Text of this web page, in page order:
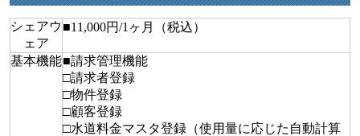
シェアウ
ェア
■11,000円/1ヶ月（税込）
基本機能■請求管理機能
□請求者登録
□物件登録
□顧客登録
□水道料金マスタ登録（使用量に応じた自動計算